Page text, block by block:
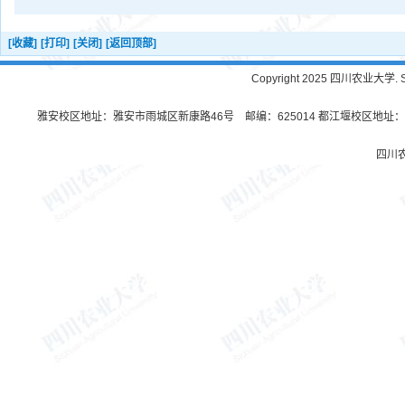
[收藏] [打印] [关闭] [返回顶部]
Copyright 2025 四川农业大学.
雅安校区地址：雅安市雨城区新康路46号 邮编：625014 都江堰校区地址
四川